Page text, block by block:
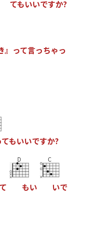
てもいいですか?
』 って言っちゃっ
てもいいですか?
て
D
もい
C
いで